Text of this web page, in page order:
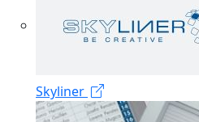
Skyliner